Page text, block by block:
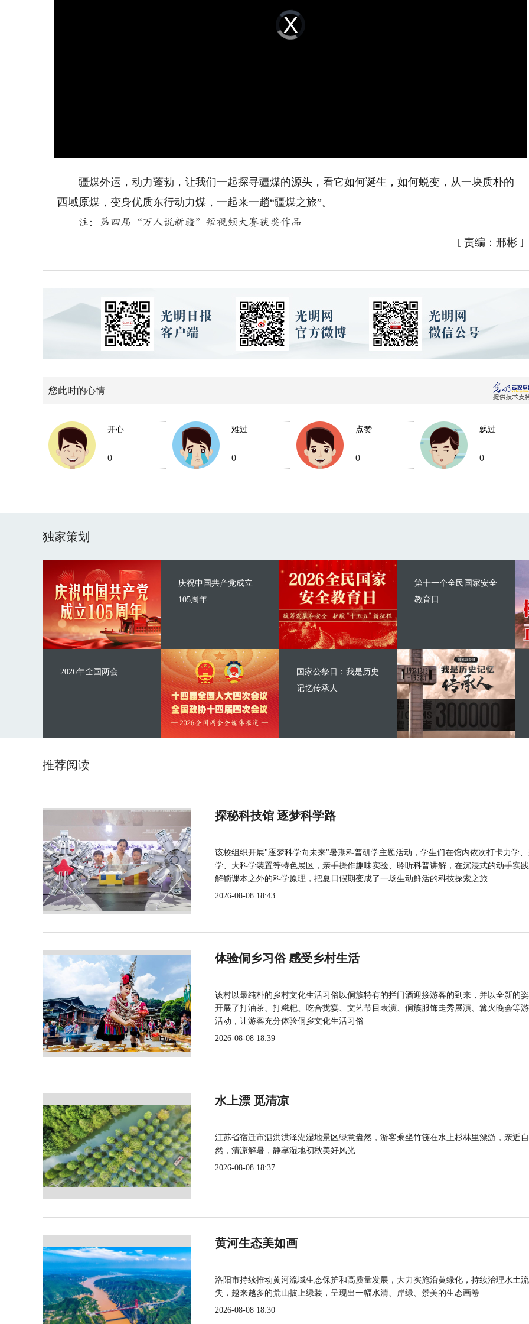
Video
Player
loading.
疆煤外运，动力蓬勃，让我们一起探寻疆煤的源头，看它如何诞生，如何蜕变，从一块质朴的
西域原煤，变身优质东行动力煤，一起来一趟“疆煤之旅”。
注：第四届“万人说新疆”短视频大赛获奖作品
[ 责编：邢彬 ]
您此时的心情
开心
0
难过
0
点赞
0
飘过
0
独家策划
庆祝中国共产党成立
105周年
2026年全国两会
第十一个全民国家安全
教育日
国家公祭日：我是历史
记忆传承人
推荐阅读
探秘科技馆 逐梦科学路
该校组织开展"逐梦科学向未来"暑期科普研学主题活动，学生们在馆内依次打卡力学
学、大科学装置等特色展区，亲手操作趣味实验、聆听科普讲解，在沉浸式的动手实
解锁课本之外的科学原理，把夏日假期变成了一场生动鲜活的科技探索之旅
2026-08-08 18:43
体验侗乡习俗 感受乡村生活
该村以最纯朴的乡村文化生活习俗以侗族特有的拦门酒迎接游客的到来，并以全新的
开展了打油茶、打糍粑、吃合拢宴、文艺节目表演、侗族服饰走秀展演、篝火晚会等
活动，让游客充分体验侗乡文化生活习俗
2026-08-08 18:39
水上漂 觅清凉
江苏省宿迁市泗洪洪泽湖湿地景区绿意盎然，游客乘坐竹筏在水上杉林里漂游，亲近自
然，清凉解暑，静享湿地初秋美好风光
2026-08-08 18:37
黄河生态美如画
洛阳市持续推动黄河流域生态保护和高质量发展，大力实施沿黄绿化，持续治理水土流
失，越来越多的荒山披上绿装，呈现出一幅水清、岸绿、景美的生态画卷
2026-08-08 18:30